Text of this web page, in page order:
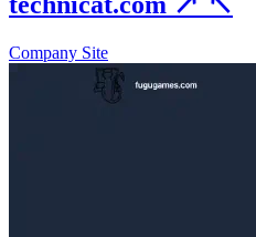
Company Site